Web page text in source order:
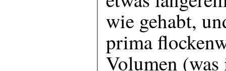
wie gehabt,
prima
Volumen